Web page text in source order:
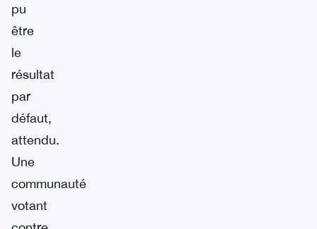
pu
être
le
résultat
par
défaut,
attendu.
Une
communauté
votant